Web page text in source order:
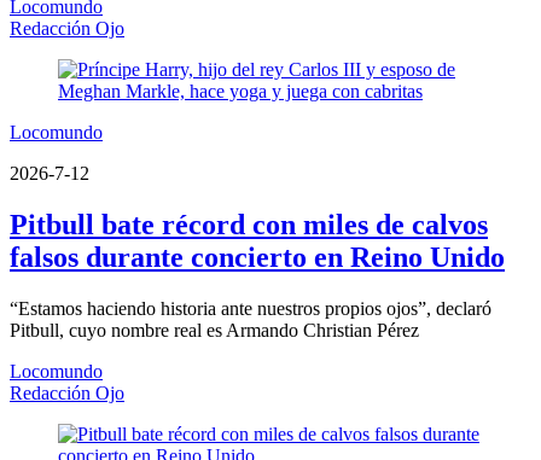
Locomundo
Redacción Ojo
Locomundo
2026-7-12
Pitbull bate récord con miles de calvos
falsos durante concierto en Reino Unido
“Estamos haciendo historia ante nuestros propios ojos”, declaró
Pitbull, cuyo nombre real es Armando Christian Pérez
Locomundo
Redacción Ojo